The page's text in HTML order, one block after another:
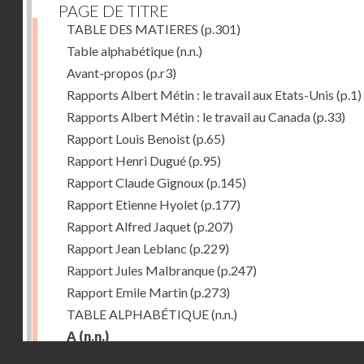
PAGE DE TITRE
TABLE DES MATIERES (p.301)
Table alphabétique(n.n.)
Avant-propos (p.r3)
Rapports Albert Métin : le travail aux Etats-Unis (p.1)
Rapports Albert Métin : le travail au Canada(p.33)
Rapport Louis Benoist(p.65)
Rapport Henri Dugué(p.95)
Rapport Claude Gignoux(p.145)
Rapport Etienne Hyolet(p.177)
Rapport Alfred Jaquet(p.207)
Rapport Jean Leblanc (p.229)
Rapport Jules Malbranque(p.247)
Rapport Emile Martin(p.273)
TABLE ALPHABÉTIQUE(n.n.)
A (n.n.)